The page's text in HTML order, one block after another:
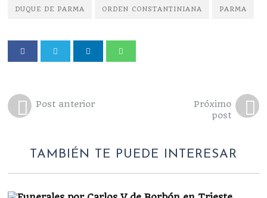
DUQUE DE PARMA ORDEN CONSTANTINIANA PARMA
Post anterior
Próximo
post
TAMBIÉN TE PUEDE INTERESAR